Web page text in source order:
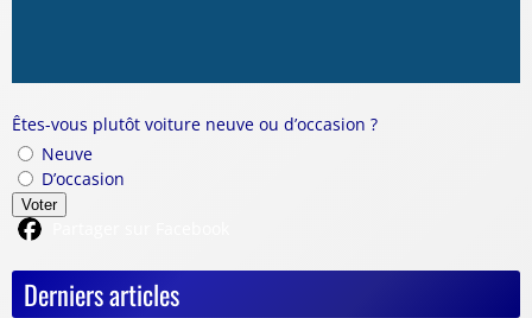
Êtes-vous plutôt voiture neuve ou d’occasion ?
Neuve
D’occasion
Voter
Derniers articles